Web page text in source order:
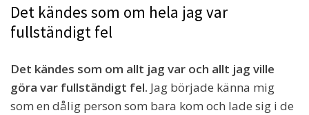
Det kändes som om hela jag var
fullständigt fel
Det kändes som om allt jag var och allt jag ville
göra var fullständigt fel. Jag började känna mig
som en dålig person som bara kom och lade sig i de